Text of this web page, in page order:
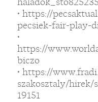
• https://
pecsiek-fair-play-
•
https://
biczo
• https://
szakosztaly/hirek/
19151